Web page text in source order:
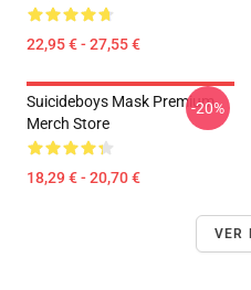
22,95 € - 27,55 €
Suicideboys Mask Premium
Merch Store
18,29 € - 20,70 €
-20%
VER